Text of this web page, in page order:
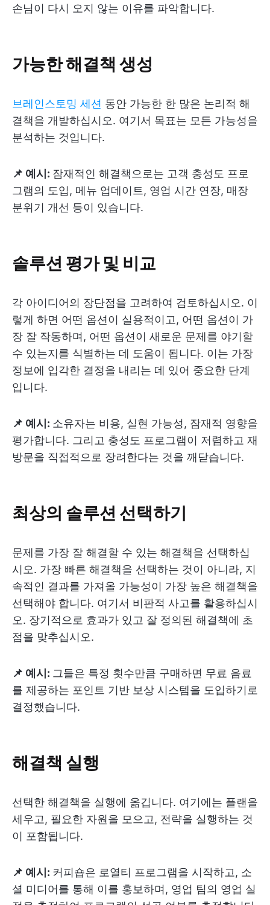
손님이 다시 오지 않는 이유를 파악합니다.
가능한 해결책 생성
브레인스토밍 세션 동안 가능한 한 많은 논리적 해
결책을 개발하십시오. 여기서 목표는 모든 가능성을
분석하는 것입니다.
📌 예시: 잠재적인 해결책으로는 고객 충성도 프로
그램의 도입, 메뉴 업데이트, 영업 시간 연장, 매장
분위기 개선 등이 있습니다.
솔루션 평가 및 비교
각 아이디어의 장단점을 고려하여 검토하십시오. 이
렇게 하면 어떤 옵션이 실용적이고, 어떤 옵션이 가
장 잘 작동하며, 어떤 옵션이 새로운 문제를 야기할
수 있는지를 식별하는 데 도움이 됩니다. 이는 가장
정보에 입각한 결정을 내리는 데 있어 중요한 단계
입니다.
📌 예시: 소유자는 비용, 실현 가능성, 잠재적 영향을
평가합니다. 그리고 충성도 프로그램이 저렴하고 재
방문을 직접적으로 장려한다는 것을 깨닫습니다.
최상의 솔루션 선택하기
문제를 가장 잘 해결할 수 있는 해결책을 선택하십
시오. 가장 빠른 해결책을 선택하는 것이 아니라, 지
속적인 결과를 가져올 가능성이 가장 높은 해결책을
선택해야 합니다. 여기서 비판적 사고를 활용하십시
오. 장기적으로 효과가 있고 잘 정의된 해결책에 초
점을 맞추십시오.
📌 예시: 그들은 특정 횟수만큼 구매하면 무료 음료
를 제공하는 포인트 기반 보상 시스템을 도입하기로
결정했습니다.
해결책 실행
선택한 해결책을 실행에 옮깁니다. 여기에는 플랜을
세우고, 필요한 자원을 모으고, 전략을 실행하는 것
이 포함됩니다.
📌 예시: 커피숍은 로열티 프로그램을 시작하고, 소
셜 미디어를 통해 이를 홍보하며, 영업 팀의 영업 실